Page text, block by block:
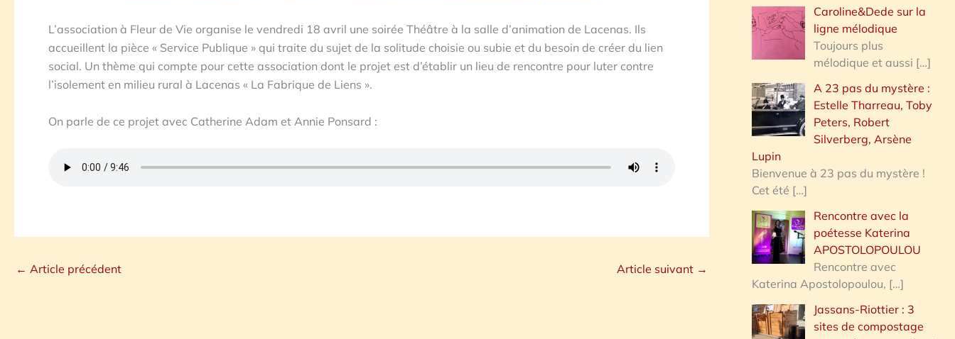
L’association à Fleur de Vie organise le vendredi 18 avril une soirée Théâtre à la salle d’animation de Lacenas. Ils
accueillent la pièce « Service Publique » qui traite du sujet de la solitude choisie ou subie et du besoin de créer du lien
social. Un thème qui compte pour cette association dont le projet est d’établir un lieu de rencontre pour luter contre
l’isolement en milieu rural à Lacenas « La Fabrique de Liens ».
On parle de ce projet avec Catherine Adam et Annie Ponsard :
← Article précédent Article suivant →
Caroline&Dede sur la
ligne mélodique
Toujours plus
mélodique et aussi […]
A 23 pas du mystère :
Estelle Tharreau, Toby
Peters, Robert
Silverberg, Arsène
Lupin
Bienvenue à 23 pas du mystère !
Cet été […]
Rencontre avec la
poétesse Katerina
APOSTOLOPOULOU
Rencontre avec
Katerina Apostolopoulou, […]
Jassans-Riottier : 3
sites de compostage